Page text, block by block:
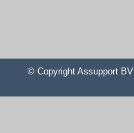
© Copyright Assupport BV